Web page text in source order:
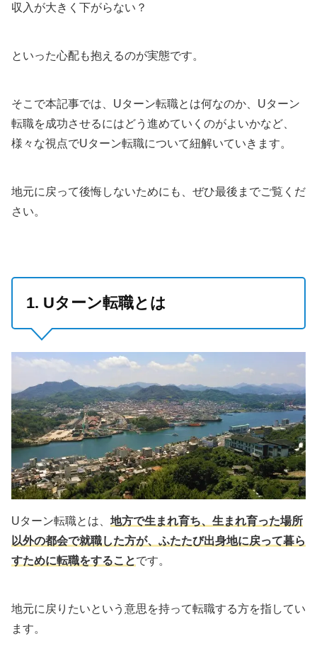
収入が大きく下がらない？
といった心配も抱えるのが実態です。
そこで本記事では、Uターン転職とは何なのか、Uターン
転職を成功させるにはどう進めていくのがよいかなど、
様々な視点でUターン転職について紐解いていきます。
地元に戻って後悔しないためにも、ぜひ最後までご覧くだ
さい。
1. Uターン転職とは
Uターン転職とは、 地方で生まれ育ち、生まれ育った場所
以外の都会で就職した方が、ふたたび出身地に戻って暮ら
すために転職をすることです。
地元に戻りたいという意思を持って転職する方を指してい
ます。